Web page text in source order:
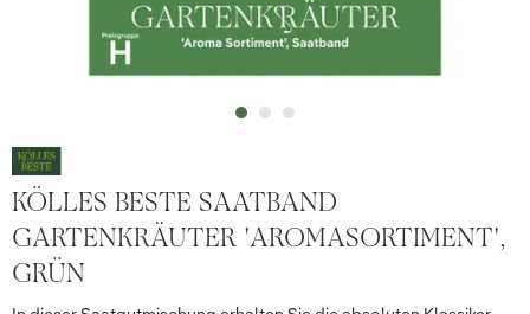
KÖLLES BESTE SAATBAND
GARTENKRÄUTER 'AROMASORTIMENT',
GRÜN